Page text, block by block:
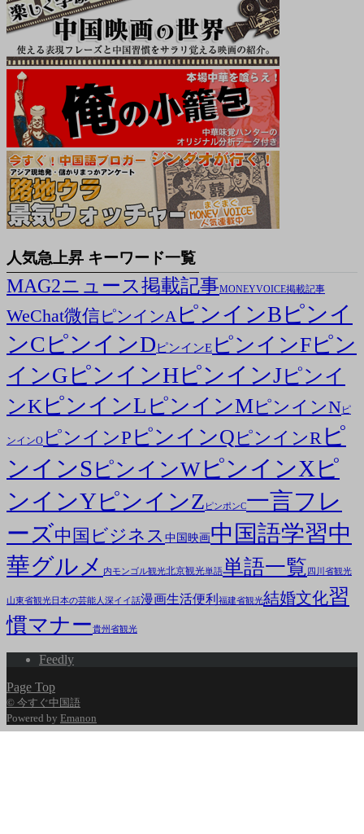
人気急上昇 キーワード一覧
MAG2ニュース掲載記事MONEYVOICE掲載記事
WeChat微信ピンインA ピンインB ピンイ
ンC ピンインDピンインE ピンインFピン
インG ピンインHピンインJピンイ
ンK ピンインL ピンインMピンインNピ
ンインO ピンインP ピンインQ ピンインR ピ
ンインSピンインWピンインXピ
ンインYピンインZ ピンポンC一言フレ
ーズ中国ビジネス 中国映画中国語学習中
華グルメ
内モンゴル観光北京観光単語単語一覧 四川省観光
山東省観光日本の芸能人 深イイ話漫画生活便利 福建省観光結婚文化習
慣マナー貴州省観光
Feedly
Page Top
© 今すぐ中国語
Powered by Emanon